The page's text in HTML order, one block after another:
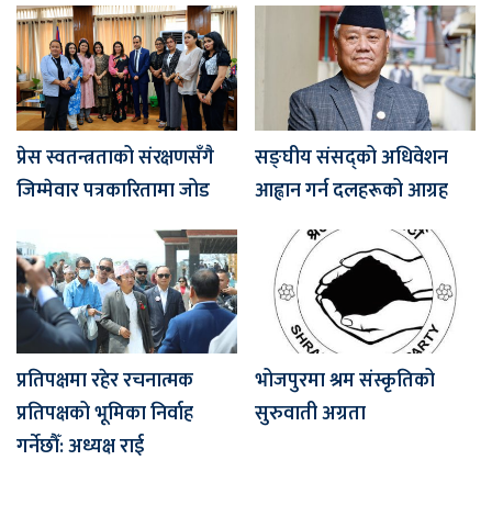
प्रेस स्वतन्त्रताको संरक्षणसँगै
जिम्मेवार पत्रकारितामा जोड
सङ्घीय संसद्को अधिवेशन
आह्वान गर्न दलहरूको आग्रह
प्रतिपक्षमा रहेर रचनात्मक
प्रतिपक्षको भूमिका निर्वाह
गर्नेछौँ: अध्यक्ष राई
भोजपुरमा श्रम संस्कृतिको
सुरुवाती अग्रता